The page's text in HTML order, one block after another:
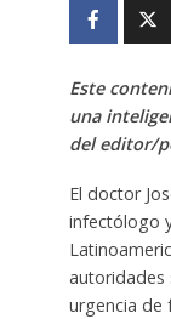
Este
una
del editor/
El doctor
infectólogo
autoridades
urgencia de